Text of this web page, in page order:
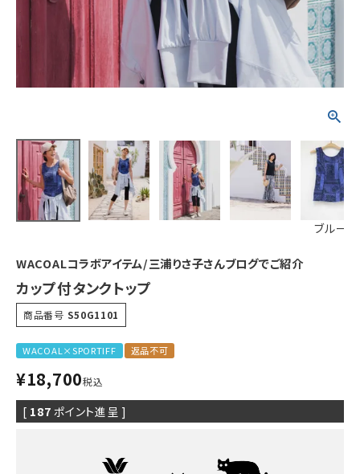
ブルー
WACOALコラボアイテム/三浦りさ子さんブログでご紹介
カップ付タンクトップ
商品番号 S50G1101
WACOAL×SPORTIFF 返品不可
¥18,700税込
[ 187 ポイント進呈 ]